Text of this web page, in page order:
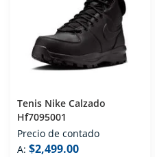
Tenis Nike Calzado
Hf7095001
Precio de contado
A: $2,499.00